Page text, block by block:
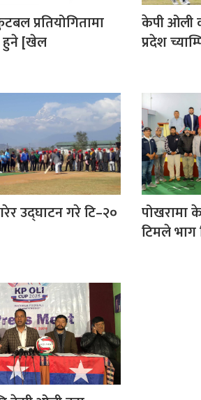
प्रतियोगितामा
हुने [खेल
केपी ओली
प्रदेश
उद्घाटन गरे टि–२०
पोखरामा
टिमले भाग